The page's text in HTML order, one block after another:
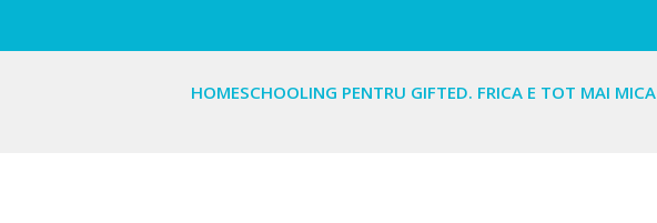
HOMESCHOOLING PENTRU GIFTED. FRICA E TOT MAI MICA